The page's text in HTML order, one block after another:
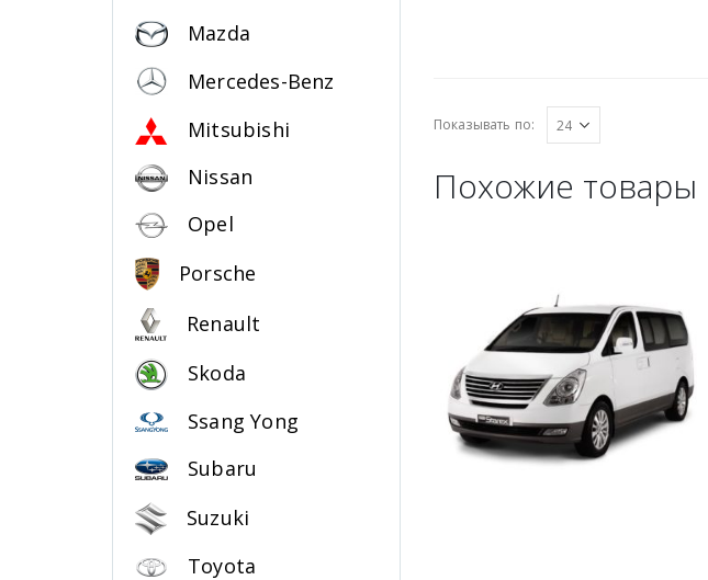
Показывать по:
Похожие товары
Mazda
Mercedes-Benz
Mitsubishi
Nissan
Opel
Porsche
Renault
Skoda
Ssang Yong
Subaru
Suzuki
Toyota